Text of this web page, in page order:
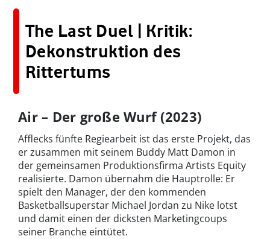
The Last Duel | Kritik:
Dekonstruktion des
Rittertums
Air – Der große Wurf (2023)
Afflecks fünfte Regiearbeit ist das erste Projekt, das
er zusammen mit seinem Buddy Matt Damon in
der gemeinsamen Produktionsfirma Artists Equity
realisierte. Damon übernahm die Hauptrolle: Er
spielt den Manager, der den kommenden
Basketballsuperstar Michael Jordan zu Nike lotst
und damit einen der dicksten Marketingcoups
seiner Branche eintütet.